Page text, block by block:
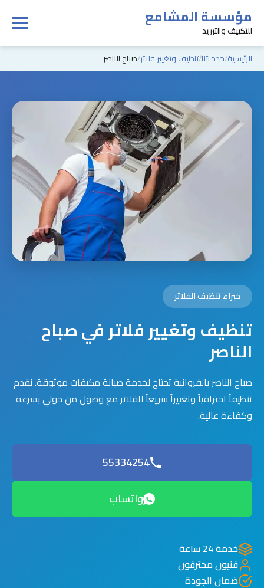
مؤسسة المشامع
للتكييف والتبريد
الرئيسية خدماتنا تنظيف وتغيير فلاتر صباح الناصر
خبراء تنظيف الفلاتر
تنظيف وتغيير فلاتر في صباح
الناصر
صباح الناصر بالفروانية تحتاج لخدمة صيانة مكيفات موثوقة. نقدم
تنظيفاً احترافياً وتغييراً سريعاً للفلاتر مع وصول من حولي بسرعة
وكفاءة عالية.
55334254
واتساب
خدمة 24 ساعة
فنيون محترفون
ضمان الجودة